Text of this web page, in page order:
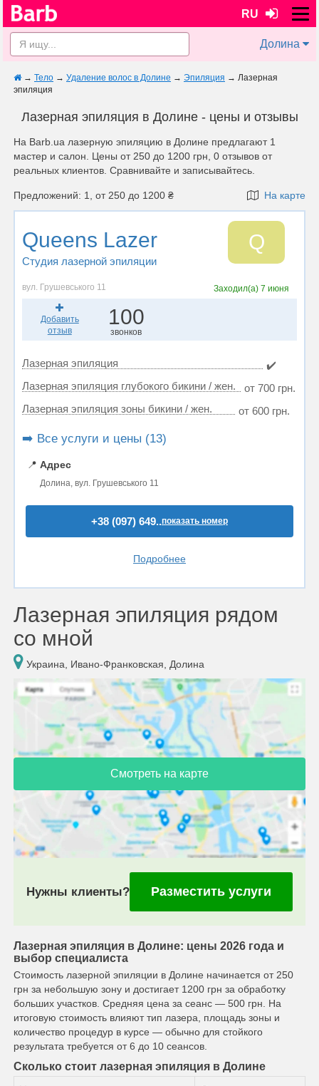
RU
Долина
→ Тело → Удаление волос в Долине → Эпиляция → Лазерная
эпиляция
Лазерная эпиляция в Долине - цены и отзывы
На Barb.ua лазерную эпиляцию в Долине предлагают 1
мастер и салон. Цены от 250 до 1200 грн, 0 отзывов от
реальных клиентов. Сравнивайте и записывайтесь.
Предложений: 1, от 250 до 1200 ₴ На карте
Queens Lazer
Студия лазерной эпиляции
Q
вул. Грушевського 11 Заходил(а) 7 июня
Добавить
отзыв
100
звонков
Лазерная эпиляция
✔️
Лазерная эпиляция глубокого бикини / жен.
от 700 грн.
Лазерная эпиляция зоны бикини / жен.
от 600 грн.
➡️ Все услуги и цены (13)
📍 Адрес
Долина, вул. Грушевського 11
+38 (097) 649..показать номер
Подробнее
Лазерная эпиляция рядом
со мной
Украина, Ивано-Франковская, Долина
Смотреть на карте
Нужны клиенты? Разместить услуги
Лазерная эпиляция в Долине: цены 2026 года и
выбор специалиста
Стоимость лазерной эпиляции в Долине начинается от 250
грн за небольшую зону и достигает 1200 грн за обработку
больших участков. Средняя цена за сеанс — 500 грн. На
итоговую стоимость влияют тип лазера, площадь зоны и
количество процедур в курсе — обычно для стойкого
результата требуется от 6 до 10 сеансов.
Сколько стоит лазерная эпиляция в Долине